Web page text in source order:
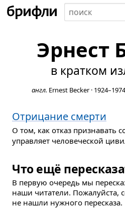
Эрнест
в кратком
англ. Ernest Becker· 1924–1974
Отрицание смерти
О том, как отказ признавать
управляет человеческой
Что ещё
В первую очередь мы
наши читатели. Пожалуйста,
не нашли нужного пересказа.